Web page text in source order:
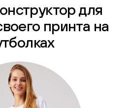
для
принта на